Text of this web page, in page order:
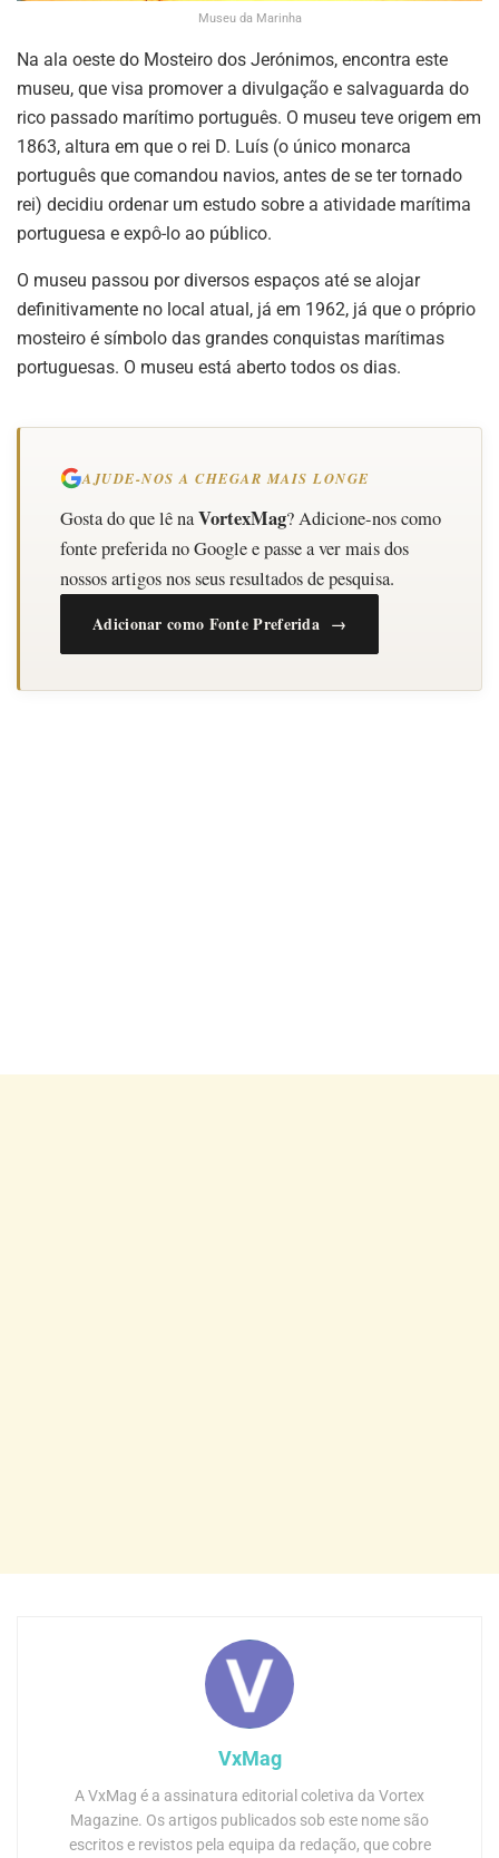
Museu da Marinha
Na ala oeste do Mosteiro dos Jerónimos, encontra este
museu, que visa promover a divulgação e salvaguarda do
rico passado marítimo português. O museu teve origem em
1863, altura em que o rei D. Luís (o único monarca
português que comandou navios, antes de se ter tornado
rei) decidiu ordenar um estudo sobre a atividade marítima
portuguesa e expô-lo ao público.
O museu passou por diversos espaços até se alojar
definitivamente no local atual, já em 1962, já que o próprio
mosteiro é símbolo das grandes conquistas marítimas
portuguesas. O museu está aberto todos os dias.
AJUDE-NOS A CHEGAR MAIS LONGE
Gosta do que lê naVortexMag? Adicione-nos como
fonte preferida no Google e passe a ver mais dos
nossos artigos nos seus resultados de pesquisa.
Adicionar como Fonte Preferida →
VxMag
A VxMag é a assinatura editorial coletiva da Vortex
Magazine. Os artigos publicados sob este nome são
escritos e revistos pela equipa da redação, que cobre